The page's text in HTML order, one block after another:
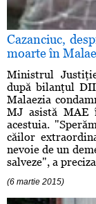
Cazanciuc,
moarte în
Ministrul
după bilanţul
Malaezia
MJ asistă MAE
acestuia.
căilor
nevoie de un
salveze", a
(6 martie 2015)